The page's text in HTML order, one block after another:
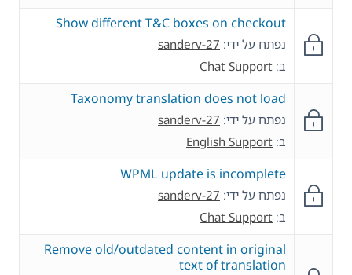
Show different T&C boxes on checkout
נפתח על ידי: sanderv-27
ב: Chat Support
Taxonomy translation does not load
נפתח על ידי: sanderv-27
ב: English Support
WPML update is incomplete
נפתח על ידי: sanderv-27
ב: Chat Support
Remove old/outdated content in original
text of translation